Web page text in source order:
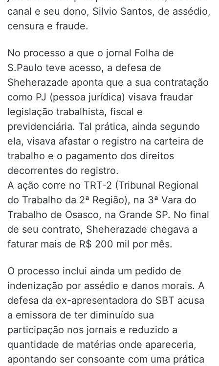
canal e seu dono, Silvio Santos, de assédio,
censura e fraude.
No processo a que o jornal Folha de
S.Paulo teve acesso, a defesa de
Sheherazade aponta que a sua contratação
como PJ (pessoa jurídica) visava fraudar
legislação trabalhista, fiscal e
previdenciária. Tal prática, ainda segundo
ela, visava afastar o registro na carteira de
trabalho e o pagamento dos direitos
decorrentes do registro.
A ação corre no TRT-2 (Tribunal Regional
do Trabalho da 2ª Região), na 3ª Vara do
Trabalho de Osasco, na Grande SP. No final
de seu contrato, Sheherazade chegava a
faturar mais de R$ 200 mil por mês.
O processo inclui ainda um pedido de
indenização por assédio e danos morais. A
defesa da ex-apresentadora do SBT acusa
a emissora de ter diminuído sua
participação nos jornais e reduzido a
quantidade de matérias onde apareceria,
apontando ser consoante com uma prática